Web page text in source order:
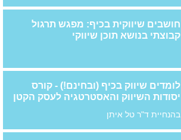
חושבים שיווקית בכיף: מפגש תרגול
קבוצתי בנושא תוכן שיווקי
לומדים שיווק בכיף (ובחינם!) - קורס
יסודות השיווק והאסטרטגיה לעסק הקטן
בהנחיית ד"ר טל איתן